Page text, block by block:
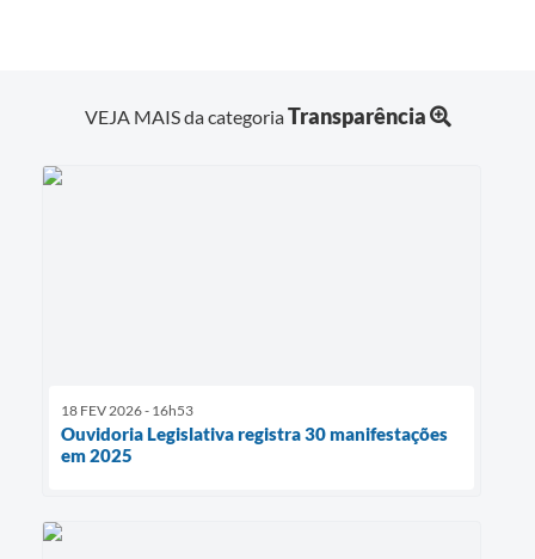
VEJA MAIS da categoriaTransparência
18 FEV 2026 - 16h53
Ouvidoria Legislativa registra 30 manifestações
em 2025